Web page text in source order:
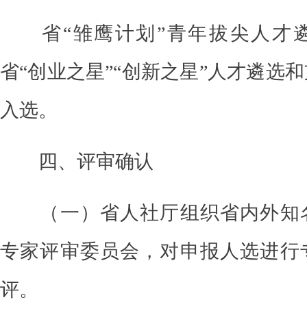
省“雏鹰计划 ”青年拔尖人才
省“创业之星”“创新之星”人才遴选
入选。
四、评审确认
（一）省人社厅组织省内外
专家评审委员会，对申报人选进行
评。